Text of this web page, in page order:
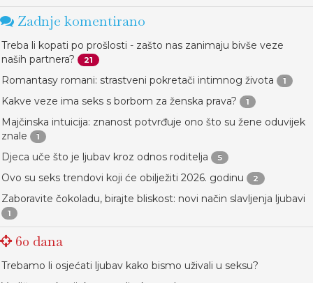
Zadnje komentirano
Treba li kopati po prošlosti - zašto nas zanimaju bivše veze
naših partnera?
21
Romantasy romani: strastveni pokretači intimnog života 1
Kakve veze ima seks s borbom za ženska prava? 1
Majčinska intuicija: znanost potvrđuje ono što su žene oduvijek
znale
1
Djeca uče što je ljubav kroz odnos roditelja 5
Ovo su seks trendovi koji će obilježiti 2026. godinu 2
Zaboravite čokoladu, birajte bliskost: novi način slavljenja ljubavi
1
60 dana
Trebamo li osjećati ljubav kako bismo uživali u seksu?